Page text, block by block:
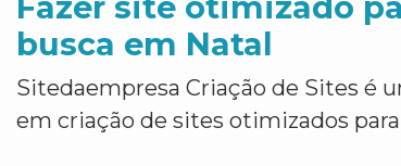
busca em Natal
Sitedaempresa Criação de Sites é
em criação de sites otimizados